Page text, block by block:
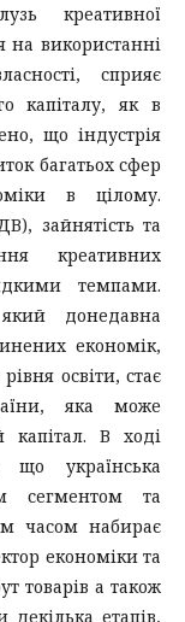
креативної
на використанні
сприяє
капіталу, як в
що індустрія
багатьох сфер
в цілому.
зайнятість та
креативних
темпами.
донедавна
економік,
освіти, стає
яка може
капітал. В ході
що українська
сегментом та
часом набирає
економіки та
товарів а також
етапів,